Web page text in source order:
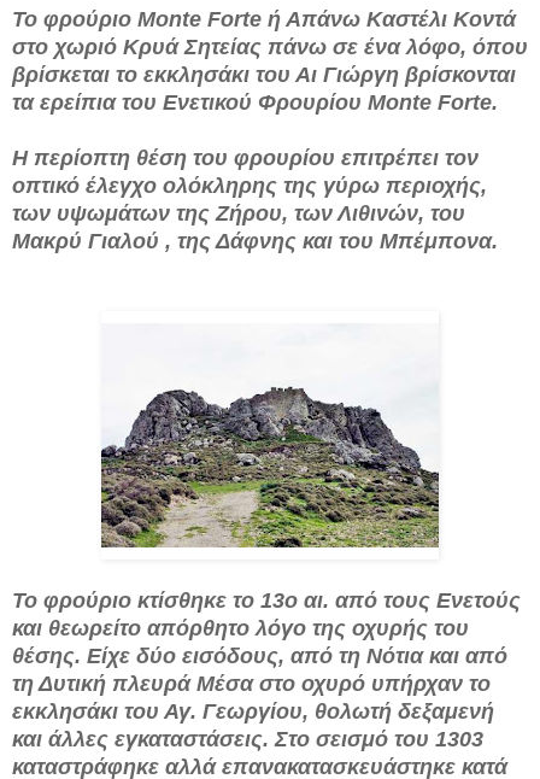
Το φρούριο Monte Forte ή Απάνω Καστέλι Κοντά
στο χωριό Κρυά Σητείας πάνω σε ένα λόφο, όπου
βρίσκεται το εκκλησάκι του Αι Γιώργη βρίσκονται
τα ερείπια του Ενετικού Φρουρίου Monte Forte.
Η περίοπτη θέση του φρουρίου επιτρέπει τον
οπτικό έλεγχο ολόκληρης της γύρω περιοχής,
των υψωμάτων της Ζήρου, των Λιθινών, του
Μακρύ Γιαλού , της Δάφνης και του Μπέμπονα.
Το φρούριο κτίσθηκε το 13ο αι. από τους Ενετούς
και θεωρείτο απόρθητο λόγο της οχυρής του
θέσης. Είχε δύο εισόδους, από τη Νότια και από
τη Δυτική πλευρά Μέσα στο οχυρό υπήρχαν το
εκκλησάκι του Αγ. Γεωργίου, θολωτή δεξαμενή
και άλλες εγκαταστάσεις. Στο σεισμό του 1303
καταστράφηκε αλλά επανακατασκευάστηκε κατά